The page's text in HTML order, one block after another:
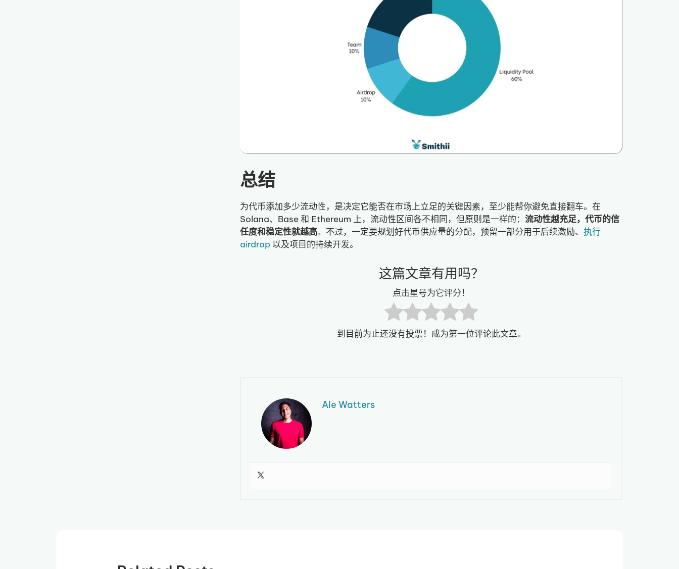
总结
为代币添加多少流动性，是决定它能否在市场上立足的关键因素，至少能帮你避免直接翻车。在
Solana、Base 和 Ethereum 上，流动性区间各不相同，但原则是一样的： 流动性越充足，代币的信
任度和稳定性就越高。不过，一定要规划好代币供应量的分配，预留一部分用于后续激励、 执行
airdrop 以及项目的持续开发。
这篇文章有用吗？
点击星号为它评分！
到目前为止还没有投票！成为第一位评论此文章。
Ale Watters